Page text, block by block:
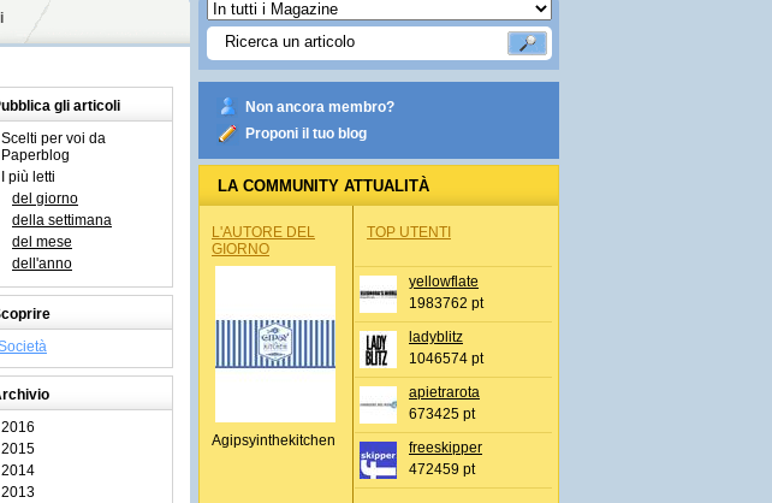
gli articoli
Scelti per voi da
Paperblog
I più letti
del giorno
della settimana
del mese
dell'anno
2016
2015
2014
2013
Non ancora membro?
Proponi il tuo blog
LA COMMUNITY ATTUALITÀ
L'AUTORE DEL
GIORNO
Agipsyinthekitchen
TOP UTENTI
yellowflate
1983762 pt
ladyblitz
1046574 pt
apietrarota
673425 pt
freeskipper
472459 pt